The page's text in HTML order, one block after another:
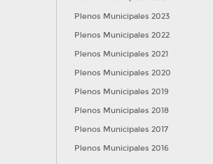
Plenos Municipales 2023
Plenos Municipales 2022
Plenos Municipales 2021
Plenos Municipales 2020
Plenos Municipales 2019
Plenos Municipales 2018
Plenos Municipales 2017
Plenos Municipales 2016